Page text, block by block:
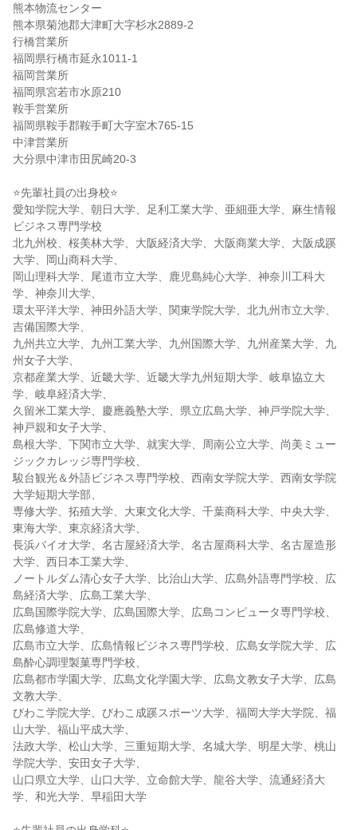
熊本物流センター
熊本県菊池郡大津町大字杉水2889-2
行橋営業所
福岡県行橋市延永1011-1
福岡営業所
福岡県宮若市水原210
鞍手営業所
福岡県鞍手郡鞍手町大字室木765-15
中津営業所
大分県中津市田尻崎20-3
⭐先輩社員の出身校⭐
愛知学院大学、朝日大学、足利工業大学、亜細亜大学、麻生情報
ビジネス専門学校
北九州校、桜美林大学、大阪経済大学、大阪商業大学、大阪成蹊
大学、岡山商科大学、
岡山理科大学、尾道市立大学、鹿児島純心大学、神奈川工科大
学、神奈川大学、
環太平洋大学、神田外語大学、関東学院大学、北九州市立大学、
吉備国際大学、
九州共立大学、九州工業大学、九州国際大学、九州産業大学、九
州女子大学、
京都産業大学、近畿大学、近畿大学九州短期大学、岐阜協立大
学、岐阜経済大学、
久留米工業大学、慶應義塾大学、県立広島大学、神戸学院大学、
神戸親和女子大学、
島根大学、下関市立大学、就実大学、周南公立大学、尚美ミュー
ジックカレッジ専門学校、
駿台観光＆外語ビジネス専門学校、西南女学院大学、西南女学院
大学短期大学部、
専修大学、拓殖大学、大東文化大学、千葉商科大学、中央大学、
東海大学、東京経済大学、
長浜バイオ大学、名古屋経済大学、名古屋商科大学、名古屋造形
大学、西日本工業大学、
ノートルダム清心女子大学、比治山大学、広島外語専門学校、広
島経済大学、広島工業大学、
広島国際学院大学、広島国際大学、広島コンピュータ専門学校、
広島修道大学、
広島市立大学、広島情報ビジネス専門学校、広島女学院大学、広
島酔心調理製菓専門学校、
広島都市学園大学、広島文化学園大学、広島文教女子大学、広島
文教大学、
びわこ学院大学、びわこ成蹊スポーツ大学、福岡大学大学院、福
山大学、福山平成大学、
法政大学、松山大学、三重短期大学、名城大学、明星大学、桃山
学院大学、安田女子大学、
山口県立大学、山口大学、立命館大学、龍谷大学、流通経済大
学、和光大学、早稲田大学